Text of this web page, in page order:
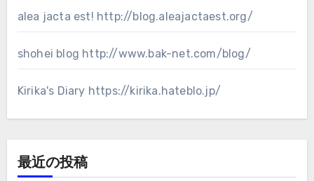
alea jacta est! http://blog.aleajactaest.org/
shohei blog http://www.bak-net.com/blog/
Kirika's Diary https://kirika.hateblo.jp/
最近の投稿